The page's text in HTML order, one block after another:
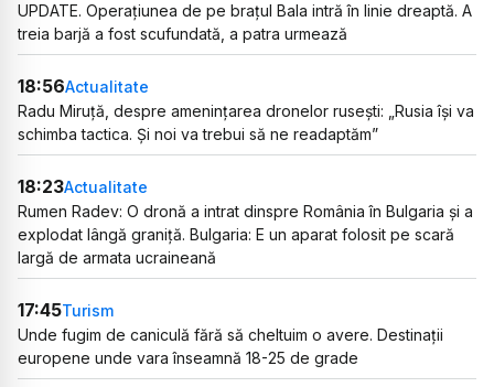
UPDATE. Operațiunea de pe brațul Bala intră în linie dreaptă. A
treia barjă a fost scufundată, a patra urmează
18:56Actualitate
Radu Miruță, despre amenințarea dronelor rusești: „Rusia își va
schimba tactica. Și noi va trebui să ne readaptăm”
18:23Actualitate
Rumen Radev: O dronă a intrat dinspre România în Bulgaria și a
explodat lângă graniță. Bulgaria: E un aparat folosit pe scară
largă de armata ucraineană
17:45Turism
Unde fugim de caniculă fără să cheltuim o avere. Destinații
europene unde vara înseamnă 18-25 de grade